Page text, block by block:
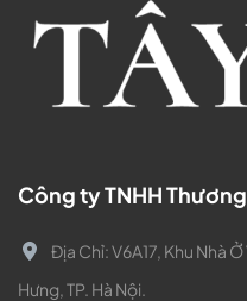
Công ty TNHH
Địa Chỉ:V6A17, Khu Nhà
Hưng, TP. Hà Nội.